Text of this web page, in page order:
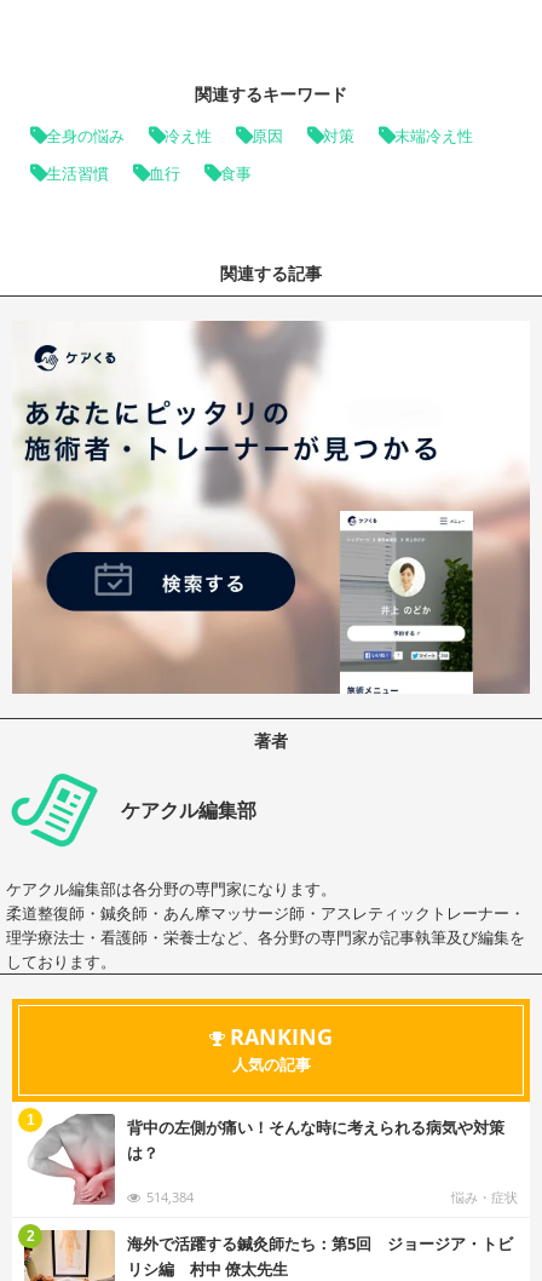
関連するキーワード
全身の悩み 冷え性 原因 対策 末端冷え性
生活習慣 血行 食事
関連する記事
著者
ケアクル編集部
ケアクル編集部は各分野の専門家になります。
柔道整復師・鍼灸師・あん摩マッサージ師・アスレティックトレーナー・
理学療法士・看護師・栄養士など、各分野の専門家が記事執筆及び編集を
しております。
RANKING
人気の記事
背中の左側が痛い！そんな時に考えられる病気や対策
は？
514,384 悩み・症状
1
海外で活躍する鍼灸師たち：第5回 ジョージア・トビ
リシ編 村中 僚太先生
2